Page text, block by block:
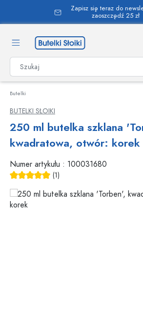
zawartości
Zapisz się teraz do
zaoszczędź 25 zł
Butelki
BUTELKI SŁOIKI
250 ml butelka szklana
kwadratowa, otwór: korek
Numer artykułu : 100031680
(1)